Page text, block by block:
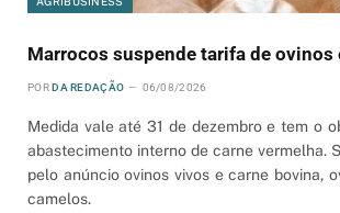
Marrocos suspende tarifa de ovinos
POR DA REDAÇÃO 06/08/2026
Medida vale até 31 de dezembro e tem o
abastecimento interno de carne vermelha.
pelo anúncio ovinos vivos e carne bovina,
camelos.